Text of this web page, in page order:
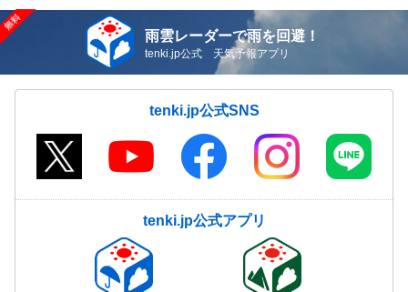
雨雲レーダーで雨を回避！
tenki.jp公式 天気予報アプリ
tenki.jp公式SNS
tenki.jp公式アプリ